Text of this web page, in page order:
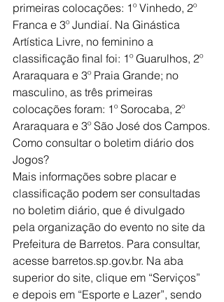
primeiras colocações: 1º Vinhedo, 2º
Franca e 3º Jundiaí. Na Ginástica
Artística Livre, no feminino a
classificação final foi: 1º Guarulhos, 2º
Araraquara e 3º Praia Grande; no
masculino, as três primeiras
colocações foram: 1º Sorocaba, 2º
Araraquara e 3º São José dos Campos.
Como consultar o boletim diário dos
Jogos?
Mais informações sobre placar e
classificação podem ser consultadas
no boletim diário, que é divulgado
pela organização do evento no site da
Prefeitura de Barretos. Para consultar,
acesse barretos.sp.gov.br. Na aba
superior do site, clique em “Serviços”
e depois em “Esporte e Lazer”, sendo